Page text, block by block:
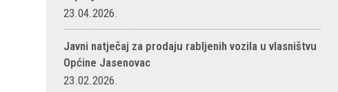
23.04.2026.
Javni natječaj za prodaju rabljenih vozila u vlasništvu
Općine Jasenovac
23.02.2026.